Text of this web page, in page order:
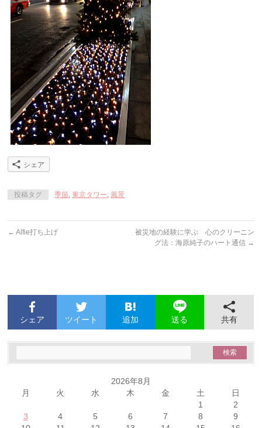
シェア
投稿タグ 季節,東京タワー, 風景
← Alfie打ち上げ
被災地の経験に学ぶ 心のクリーニン
グ法：海原純子のハート通信 →
シェア ツイート 追加 送る 共有
2026年8月
月
火 水 木 金 土
日
1
2
3
4 5 6 7 8
9